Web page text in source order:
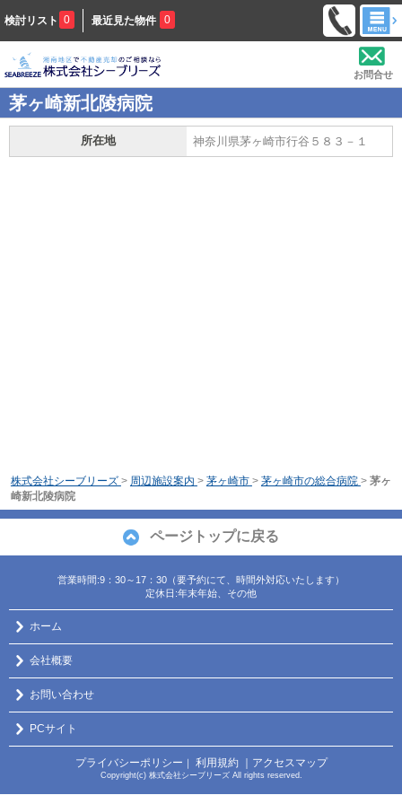
検討リスト 0 最近見た物件 0
お問合せ
茅ヶ崎新北陵病院
所在地 神奈川県茅ヶ崎市行谷５８３－１
株式会社シーブリーズ > 周辺施設案内 > 茅ヶ崎市 > 茅ヶ崎市の総合病院 > 茅ヶ
崎新北陵病院
ページトップに戻る
営業時間:9：30～17：30（要予約にて、時間外対応いたします）
定休日:年末年始、その他
ホーム
会社概要
お問い合わせ
PCサイト
プライバシーポリシー ｜ 利用規約 ｜アクセスマップ
Copyright(c) 株式会社シーブリーズ All rights reserved.